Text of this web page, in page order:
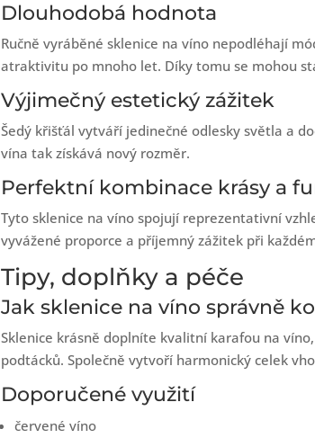
Dlouhodobá hodnota
Ručně vyráběné sklenice na víno nepodléhají
atraktivitu po mnoho let. Díky tomu se mohou
Výjimečný estetický zážitek
Šedý křišťál vytváří jedinečné odlesky světla a
vína tak získává nový rozměr.
Perfektní kombinace krásy a
Tyto sklenice na víno spojují reprezentativní
vyvážené proporce a příjemný zážitek při
Tipy, doplňky a péče
Jak sklenice na víno správně
Sklenice krásně doplníte kvalitní karafou na
podtácků. Společně vytvoří harmonický celek
Doporučené využití
červené víno